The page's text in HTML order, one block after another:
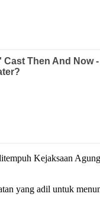
Kejaksaan
yang adil untuk